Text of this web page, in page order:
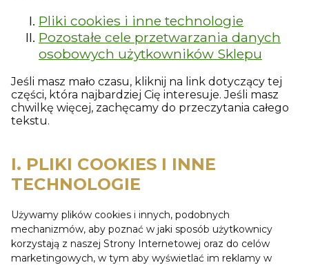
Pliki cookies i inne technologie
Pozostałe cele przetwarzania danych
osobowych użytkowników Sklepu
Jeśli masz mało czasu, kliknij na link dotyczący tej
części, która najbardziej Cię interesuje. Jeśli masz
chwilkę więcej, zachęcamy do przeczytania całego
tekstu.
I. PLIKI COOKIES I INNE
TECHNOLOGIE
Używamy plików cookies i innych, podobnych
mechanizmów, aby poznać w jaki sposób użytkownicy
korzystają z naszej Strony Internetowej oraz do celów
marketingowych, w tym aby wyświetlać im reklamy w